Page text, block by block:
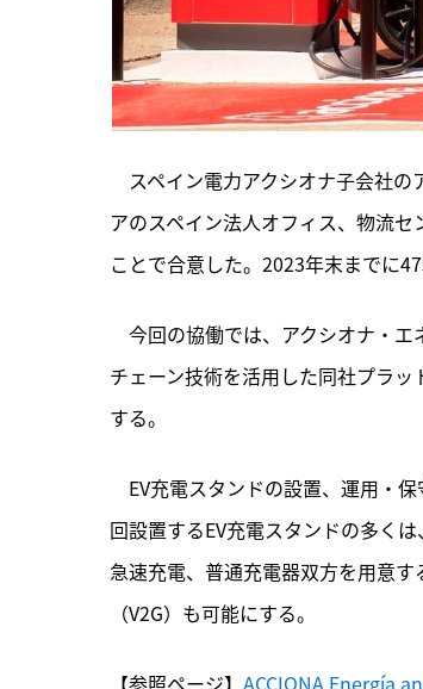
スペイン電力アクシオナ子会社の
アのスペイン法人オフィス、物流
ことで合意した。2023年末までに
今回の協働では、 アクシオナ・
チェーン技術を活用した同社プラ
する。
EV充電スタンドの設置、運用・
回設置するEV充電スタンドの多く
急速充電、普通充電器双方を用意
（V2G）も可能にする。
【参照ページ】 ACCIONA Energía